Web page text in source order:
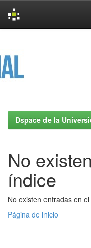
Dspace de la
No
índice
No existen entradas en
Página de inicio